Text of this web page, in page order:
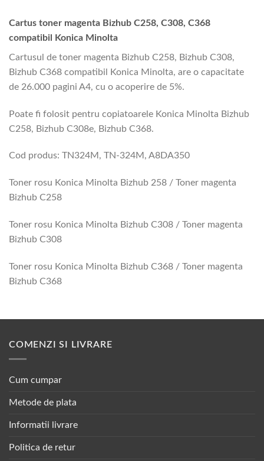
Cartus toner magenta Bizhub C258, C308, C368
compatibil Konica Minolta
Cartusul de toner magenta Bizhub C258, Bizhub C308,
Bizhub C368 compatibil Konica Minolta, are o capacitate
de 26.000 pagini A4, cu o acoperire de 5%.
Poate fi folosit pentru copiatoarele Konica Minolta Bizhub
C258, Bizhub C308e, Bizhub C368.
Cod produs: TN324M, TN-324M, A8DA350
Toner rosu Konica Minolta Bizhub 258 / Toner magenta
Bizhub C258
Toner rosu Konica Minolta Bizhub C308 / Toner magenta
Bizhub C308
Toner rosu Konica Minolta Bizhub C368 / Toner magenta
Bizhub C368
COMENZI SI LIVRARE
Cum cumpar
Metode de plata
Informatii livrare
Politica de retur